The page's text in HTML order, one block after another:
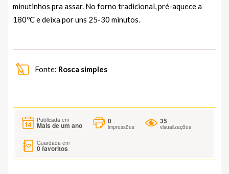
minutinhos pra assar. No forno tradicional, pré-aquece a
180ºC e deixa por uns 25-30 minutos.
Fonte: Rosca simples
Publicada em
Mais de um ano
0
impressões
35
visualizações
Guardada em
0favoritos